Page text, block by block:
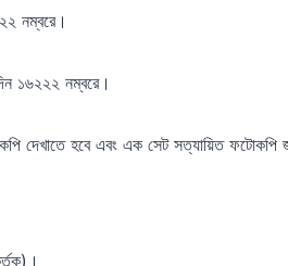
নম্বরে।
১৬২২২ নম্বরে।
দেখাতে হবে এবং এক সেট সত্যায়িত ফটোকপি